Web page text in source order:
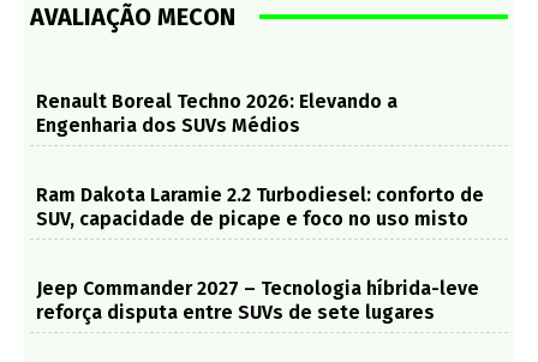
AVALIAÇÃO MECON
Renault Boreal Techno 2026: Elevando a
Engenharia dos SUVs Médios
Ram Dakota Laramie 2.2 Turbodiesel: conforto de
SUV, capacidade de picape e foco no uso misto
Jeep Commander 2027 – Tecnologia híbrida-leve
reforça disputa entre SUVs de sete lugares